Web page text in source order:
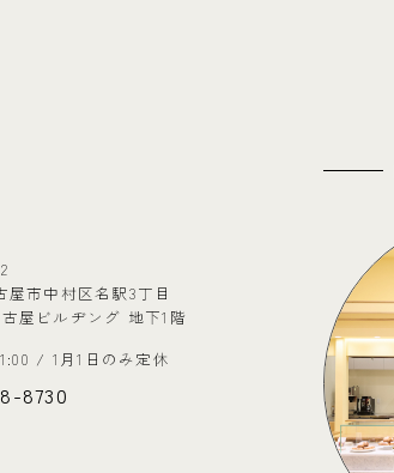
屋市中村区名駅3丁目
屋ビルヂング 地下1階
/ 1月1日のみ定休
8730